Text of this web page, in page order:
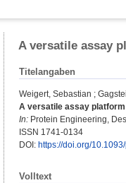
A versatile assay
Titelangaben
Weigert, Sebastian ;
A versatile assay
In: Protein Engineering,
ISSN 1741-0134
DOI: https://doi.org/
Volltext